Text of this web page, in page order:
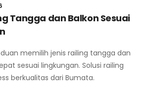
Tangga dan Balkon Sesuai
memilih jenis railing tangga dan
sesuai lingkungan. Solusi railing
berkualitas dari Bumata.